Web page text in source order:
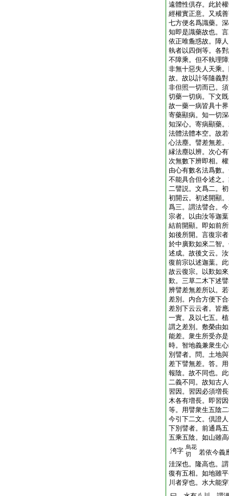
遠體性倶存。此於
經權實正意。又戒
七方便名爲識藥。
知即是識藥故也。
依正唯麁惑故。障
執者以四倒等。各
不障乘。但不執理
非無十惡失人天乘
故。故以計等隨義
非但照一切而已。
切藥一切病。下文
故一藥一病皆具十
寄藥顯病。知一切
知深心。寄病顯藥
法體法體本空。故
心法塵。譬差無差
縁法塵以辨。次心
次無數下辨即相。
由心有數名法爲數
不能具合但令述之
二譬説。文爲二。
初開云。初述開顯
爲三。謂法譬合。
宗者。以由汝等迦
結前開顯。即如前
如後所開。言復宗
於中廣歎如來二智
述成。故後文云。
復前宗以述迦葉。
故云復宗。以歎如
歎。三草二木下述
辨譬差無差所以。
差別。内合方便下
差別下云云者。皆
一實。及以七五。
謂之差別。敷榮由
能差。衆生所受亦
時。智地義兼衆生
別譬者。問。土地
差下譬無差。答。
報陰。故不同也。
二義不同。故知古
習因。習因必須増
木各有増長。即習
等。用譬衆生五陰
今引下二文。倶證
下別譬者。前通爲
五乘五陰。如山雖
洿字 烏花
切
若依今義
洼深也。隆高也。
復有五相。如地雖
川者穿也。水大能